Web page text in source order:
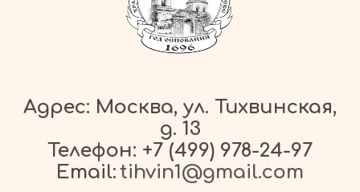
Адрес: Москва, ул. Тихвинская,
д. 13
Телефон: +7 (499) 978-24-97
Email:tihvin1@gmail.com